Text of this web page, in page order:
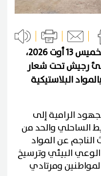
تنظم بلدية رجيش، يوم الخميس 13 أوت 2026،
رجيش تحت شعار
الرامية إلى
الساحلي والحد من
الناجم عن المواد
الوعي البيئي وترسيخ
ومرتادي